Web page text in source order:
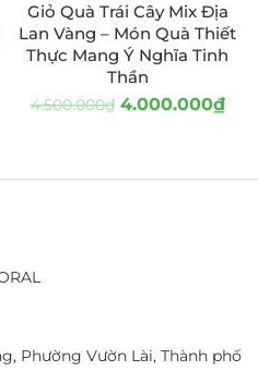
Giỏ Quà Trái Cây Mix Địa
Lan Vàng – Món Quà Thiết
Thực Mang Ý Nghĩa Tinh
Thần
4.500.000₫ 4.000.000₫
Phường Vườn Lài, Thành phố